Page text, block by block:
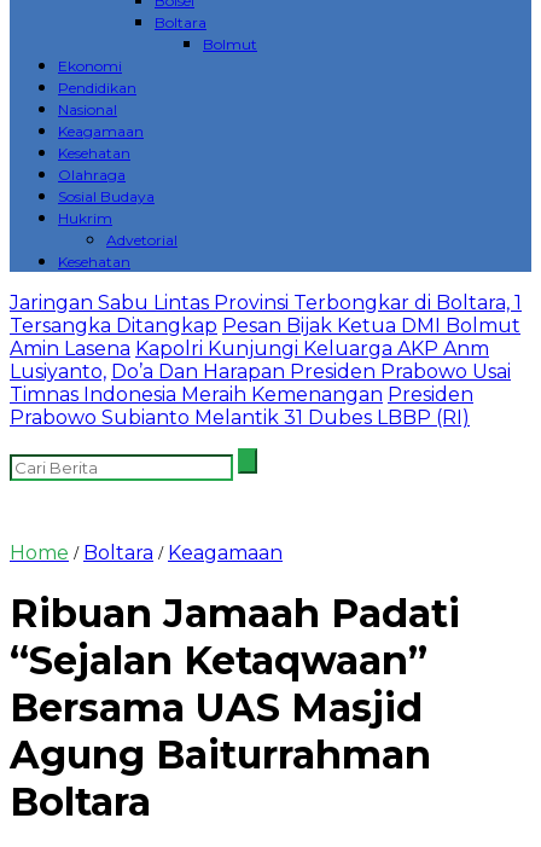
Boltara
Bolmut
Ekonomi
Pendidikan
Nasional
Keagamaan
Kesehatan
Olahraga
Sosial Budaya
Hukrim
Advetorial
Kesehatan
Jaringan Sabu Lintas Provinsi Terbongkar di Boltara, 1
Tersangka Ditangkap Pesan Bijak Ketua DMI Bolmut
Amin Lasena Kapolri Kunjungi Keluarga AKP Anm
Lusiyanto, Do’a Dan Harapan Presiden Prabowo Usai
Timnas Indonesia Meraih Kemenangan Presiden
Prabowo Subianto Melantik 31 Dubes LBBP (RI)
Home / Boltara / Keagamaan
Ribuan Jamaah Padati
“Sejalan Ketaqwaan”
Bersama UAS Masjid
Agung Baiturrahman
Boltara